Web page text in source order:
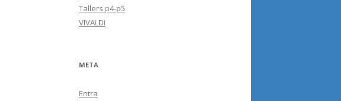
Tallers p4-p5
VIVALDI
META
Entra